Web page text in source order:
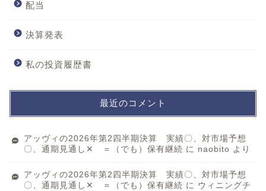
配当
決算発表
私の投資履歴書
最近のコメント
アッヴィの2026年第2四半期決算 実績〇、対市場予想
〇、通期見通し✕ ＝（でも）保有継続 に naobito より
アッヴィの2026年第2四半期決算 実績〇、対市場予想
〇、通期見通し✕ ＝（でも）保有継続 に ウィニングチ